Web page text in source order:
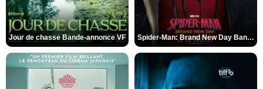
Jour de chasse Bande-annonce VF Spider-Man: Brand New Day Bande-annonce (3) VO STFR